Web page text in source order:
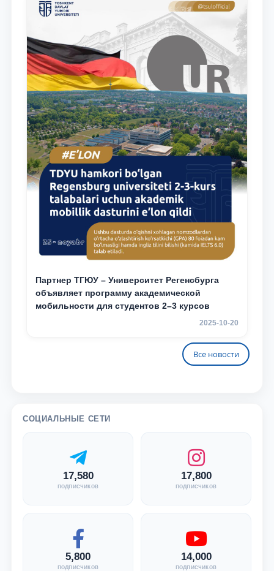
Партнер ТГЮУ – Университет Регенсбурга
объявляет программу академической
мобильности для студентов 2–3 курсов
2025-10-20
Все новости
СОЦИАЛЬНЫЕ СЕТИ
17,580
подписчиков
17,800
подписчиков
5,800
подписчиков
14,000
подписчиков